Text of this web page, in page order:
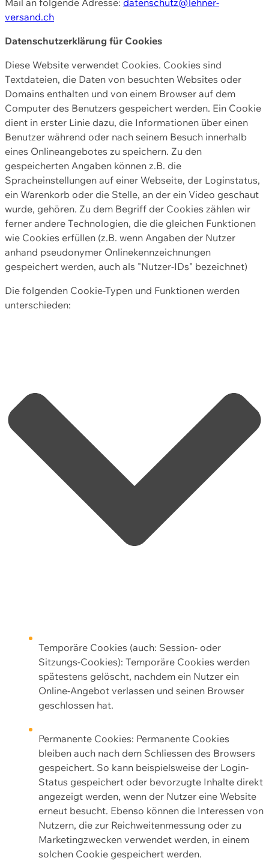
versand.ch
Datenschutzerklärung für Cookies
Diese Website verwendet Cookies. Cookies sind
Textdateien, die Daten von besuchten Websites oder
Domains enthalten und von einem Browser auf dem
Computer des Benutzers gespeichert werden. Ein Cookie
dient in erster Linie dazu, die Informationen über einen
Benutzer während oder nach seinem Besuch innerhalb
eines Onlineangebotes zu speichern. Zu den
gespeicherten Angaben können z.B. die
Spracheinstellungen auf einer Webseite, der Loginstatus,
ein Warenkorb oder die Stelle, an der ein Video geschaut
wurde, gehören. Zu dem Begriff der Cookies zählen wir
ferner andere Technologien, die die gleichen Funktionen
wie Cookies erfüllen (z.B. wenn Angaben der Nutzer
anhand pseudonymer Onlinekennzeichnungen
gespeichert werden, auch als "Nutzer-IDs" bezeichnet)
Die folgenden Cookie-Typen und Funktionen werden
unterschieden:
Temporäre Cookies (auch: Session- oder
Sitzungs-Cookies): Temporäre Cookies werden
spätestens gelöscht, nachdem ein Nutzer ein
Online-Angebot verlassen und seinen Browser
geschlossen hat.
Permanente Cookies: Permanente Cookies
bleiben auch nach dem Schliessen des Browsers
gespeichert. So kann beispielsweise der Login-
Status gespeichert oder bevorzugte Inhalte direkt
angezeigt werden, wenn der Nutzer eine Website
erneut besucht. Ebenso können die Interessen von
Nutzern, die zur Reichweitenmessung oder zu
Marketingzwecken verwendet werden, in einem
solchen Cookie gespeichert werden.